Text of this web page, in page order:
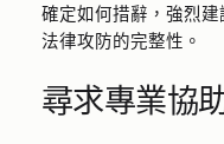
確定如何措辭，強烈
法律攻防的完整性。
尋求專業協